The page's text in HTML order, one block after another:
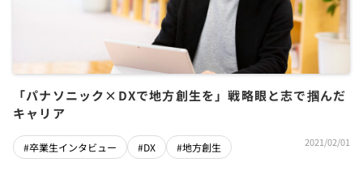
「パナソニック×DXで地方創生を」戦略眼と志で掴んだ
キャリア
#卒業生インタビュー #DX #地方創生 2021/02/01